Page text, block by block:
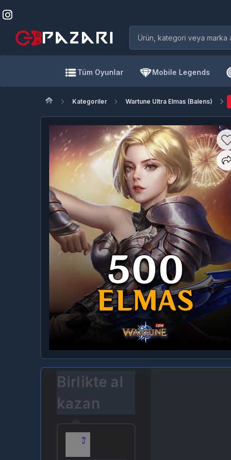
Tüm Oyunlar Mobile Legends
Kategoriler Wartune Ultra Elmas (Balens)
Birlikte al
kazan